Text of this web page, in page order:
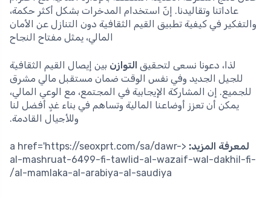
عاداتنا وتقاليدنا. إنّ استخدام المدخرات بشكل أكثر حكمة،
والتفكير في كيفية تطبيق القيم الثقافية دون التنازل عن الأمان
المالي، يمثل مفتاح النجاح
لذا، دعونا نسعى لتحقيق التوازن بين إيصال القيم الثقافية
للجيل الجديد وفي نفس الوقت ضمان مستقبل مالي مشرق
للجميع. إن المشاركة الإيجابية في المجتمع، مع الوعي المالي،
يمكن أن تعزز أوضاعنا المالية وتساهم في بناء غدٍ أفضل لنا
وللأجيال القادمة.
لمعرفة المزيد:
<a href='https://seoxprt.com/sa/dawr-
al-mashruat-6499-fi-tawlid-al-wazaif-wal-dakhil-fi-
al-mamlaka-al-arabiya-al-saudiya/